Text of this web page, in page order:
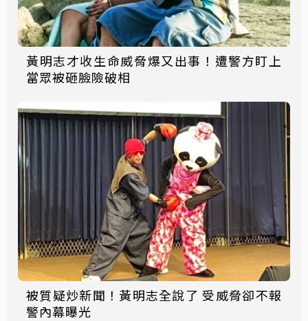
黃明志才收生命威脅爆又出事！遭警方盯上
當眾被砸臉險破相
被質疑炒新聞！黃明志全說了 受威脅卻不報
警內幕曝光